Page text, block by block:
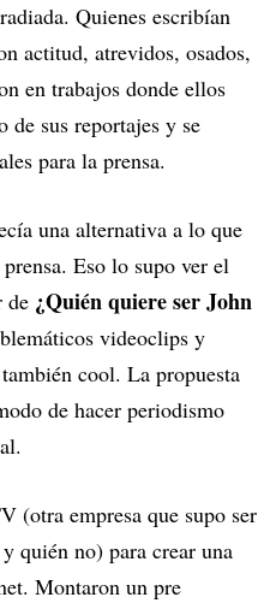
Quienes escribían
actitud, atrevidos, osados,
en trabajos donde ellos
de sus reportajes y se
para la prensa.
una alternativa a lo que
Eso lo supo ver el
de ¿Quién quiere ser John
videoclips y
cool. La propuesta
de hacer periodismo
(otra empresa que supo ser
quién no) para crear una
Montaron un pre